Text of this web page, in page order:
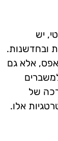
יש
ובחדשנות.
אלא גם
של
אלו.